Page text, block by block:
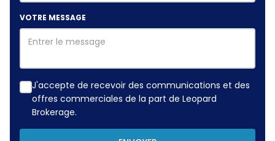
VOTRE MESSAGE
J'accepte de recevoir des communications et des
offres commerciales de la part de Leopard
Brokerage.